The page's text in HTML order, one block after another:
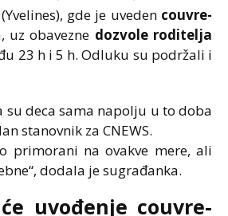
(Yvelines), gde je uveden couvre-
uz obavezne dozvole roditelja
23 h i 5 h. Odluku su podržali i
su deca sama napolju u to doba
stanovnik za CNEWS.
primorani na ovakve mere, ali
dodala je sugrađanka.
uvođenje couvre-